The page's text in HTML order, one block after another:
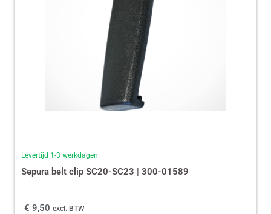
Levertijd 1-3 werkdagen
Sepura belt clip SC20-SC23 | 300-01589
€ 9,50 excl. BTW